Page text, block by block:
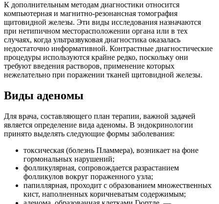
К дополнительным методам диагностики относится
компьютерная и магнитно-резонансная томография
щитовидной железы. Эти виды исследования назначаются
при нетипичном месторасположении органа или в тех
случаях, когда ультразвуковая диагностика оказалась
недостаточно информативной. Контрастные диагностические
процедуры используются крайне редко, поскольку они
требуют введения растворов, применение которых
нежелательно при поражении тканей щитовидной железы.
Виды аденомы
Для врача, составляющего план терапии, важной задачей
является определение вида аденомы. В эндокринологии
принято выделять следующие формы заболевания:
токсическая (болезнь Пламмера), возникает на фоне
гормональных нарушений;
фолликулярная, сопровождается разрастанием
фолликулов вокруг пораженного узла;
папиллярная, проходит с образованием множественных
кист, наполненных коричневатым содержимым;